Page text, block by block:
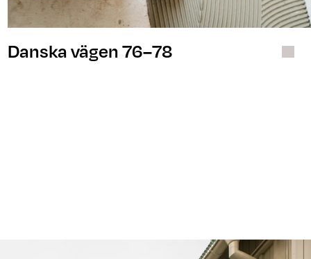
Danska vägen 76–78